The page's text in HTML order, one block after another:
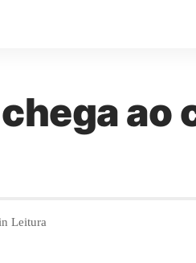
ao
Leitura